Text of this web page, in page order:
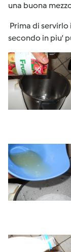
una buona
Prima di
secondo in piu'